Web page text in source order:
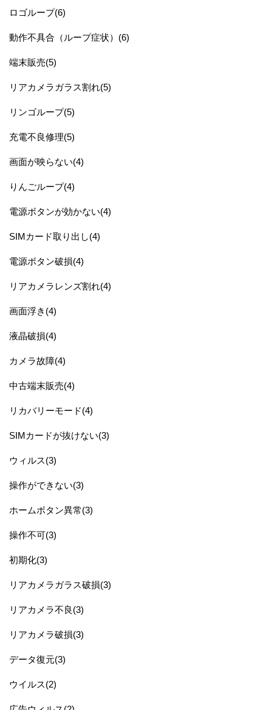
ロゴループ(6)
動作不具合（ループ症状）(6)
端末販売(5)
リアカメラガラス割れ(5)
リンゴループ(5)
充電不良修理(5)
画面が映らない(4)
りんごループ(4)
電源ボタンが効かない(4)
SIMカード取り出し(4)
電源ボタン破損(4)
リアカメラレンズ割れ(4)
画面浮き(4)
液晶破損(4)
カメラ故障(4)
中古端末販売(4)
リカバリーモード(4)
SIMカードが抜けない(3)
ウィルス(3)
操作ができない(3)
ホームボタン異常(3)
操作不可(3)
初期化(3)
リアカメラガラス破損(3)
リアカメラ不良(3)
リアカメラ破損(3)
データ復元(3)
ウイルス(2)